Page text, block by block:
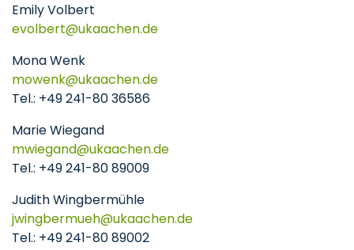
Emily Volbert
evolbert
ukaachende
Mona Wenk
mowenk
ukaachende
Tel.: +49 241-80 36586
Marie Wiegand
mwiegand
ukaachende
Tel.: +49 241-80 89009
Judith Wingbermühle
jwingbermueh
ukaachende
Tel.: +49 241-80 89002